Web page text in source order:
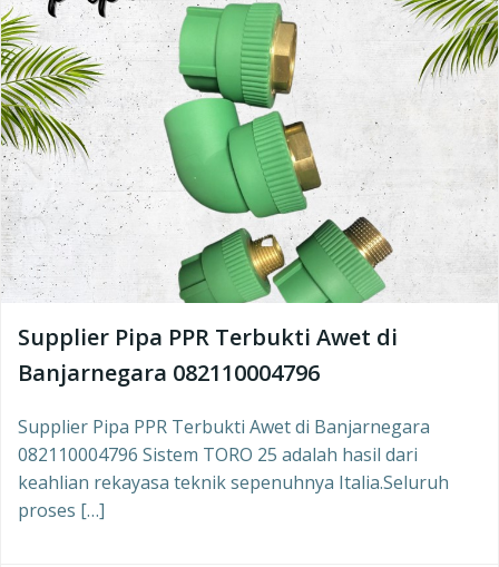
Supplier Pipa PPR Terbukti Awet di
Banjarnegara 082110004796
Supplier Pipa PPR Terbukti Awet di Banjarnegara
082110004796 Sistem TORO 25 adalah hasil dari
keahlian rekayasa teknik sepenuhnya Italia.Seluruh
proses […]